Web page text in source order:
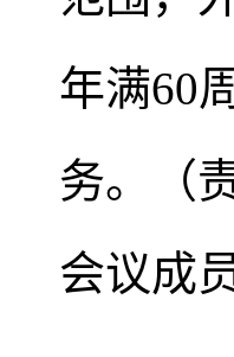
年满60
务。（
会议成